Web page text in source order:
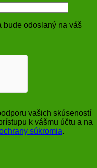
bude odoslaný na váš
vašich skúseností
k vášmu účtu a na
súkromia.